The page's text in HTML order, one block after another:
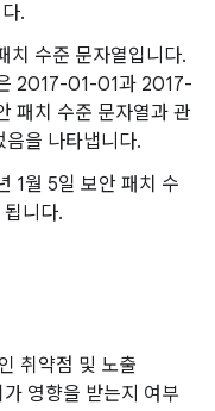
.
치 수준 문자열입니다.
2017-01-01과 2017-
패치 수준 문자열과 관
을 나타냅니다.
1월 5일 보안 패치 수
니다.
취약점 및 노출
영향을 받는지 여부